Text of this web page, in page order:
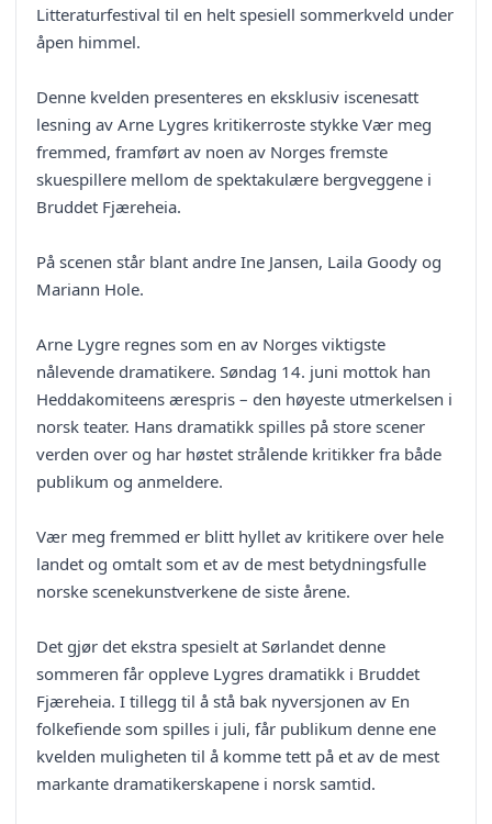
Litteraturfestival til en helt spesiell sommerkveld under
åpen himmel.
Denne kvelden presenteres en eksklusiv iscenesatt
lesning av Arne Lygres kritikerroste stykke Vær meg
fremmed, framført av noen av Norges fremste
skuespillere mellom de spektakulære bergveggene i
Bruddet Fjæreheia.
På scenen står blant andre Ine Jansen, Laila Goody og
Mariann Hole.
Arne Lygre regnes som en av Norges viktigste
nålevende dramatikere. Søndag 14. juni mottok han
Heddakomiteens ærespris – den høyeste utmerkelsen i
norsk teater. Hans dramatikk spilles på store scener
verden over og har høstet strålende kritikker fra både
publikum og anmeldere.
Vær meg fremmed er blitt hyllet av kritikere over hele
landet og omtalt som et av de mest betydningsfulle
norske scenekunstverkene de siste årene.
Det gjør det ekstra spesielt at Sørlandet denne
sommeren får oppleve Lygres dramatikk i Bruddet
Fjæreheia. I tillegg til å stå bak nyversjonen av En
folkefiende som spilles i juli, får publikum denne ene
kvelden muligheten til å komme tett på et av de mest
markante dramatikerskapene i norsk samtid.